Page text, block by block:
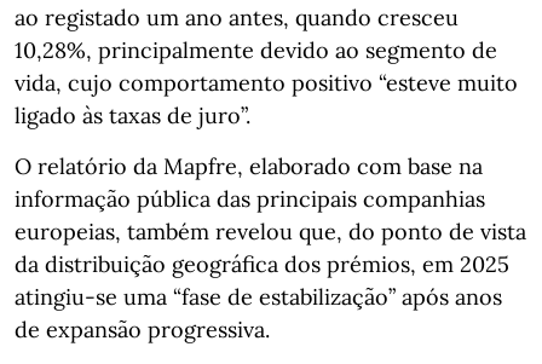
ao registado um ano antes, quando cresceu
10,28%, principalmente devido ao segmento de
vida, cujo comportamento positivo “esteve muito
ligado às taxas de juro”.
O relatório da Mapfre, elaborado com base na
informação pública das principais companhias
europeias, também revelou que, do ponto de vista
da distribuição geográfica dos prémios, em 2025
atingiu-se uma “fase de estabilização” após anos
de expansão progressiva.